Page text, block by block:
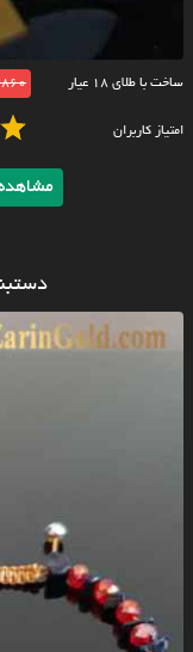
ساخت با طلای ۱۸ عیار
امتیاز کاربران